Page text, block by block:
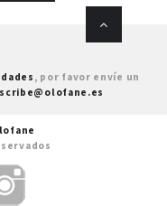
, por favor envíe un